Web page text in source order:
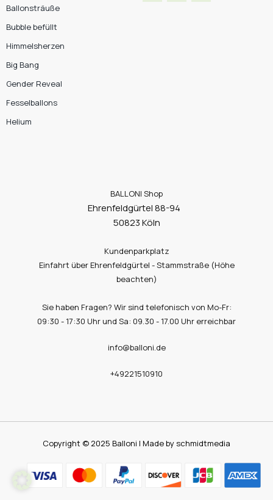
Ballonsträuße
Bubble befüllt
Himmelsherzen
Big Bang
Gender Reveal
Fesselballons
Helium
BALLONI Shop
Ehrenfeldgürtel 88-94
50823 Köln
Kundenparkplatz
Einfahrt über Ehrenfeldgürtel - Stammstraße (Höhe
beachten)
Sie haben Fragen? Wir sind telefonisch von Mo-Fr:
09:30 - 17:30 Uhr und Sa: 09.30 - 17.00 Uhr erreichbar
info@balloni.de
+49221510910
Copyright © 2025 Balloni | Made by schmidtmedia